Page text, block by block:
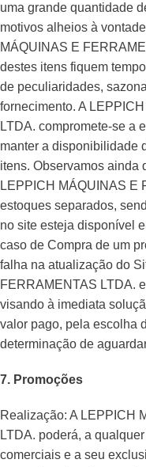
uma grande quantidade
motivos alheios à
MÁQUINAS E
destes itens fiquem
de peculiaridades,
fornecimento. A
LTDA. compromete-se a
manter a disponibilidade
itens. Observamos ainda
LEPPICH MÁQUINAS E
estoques separados,
no site esteja disponível
caso de Compra de um
falha na atualização do
FERRAMENTAS LTDA.
visando à imediata
valor pago, pela escolha
determinação de
7. Promoções
Realização: A LEPPICH
LTDA. poderá, a
comerciais e a seu